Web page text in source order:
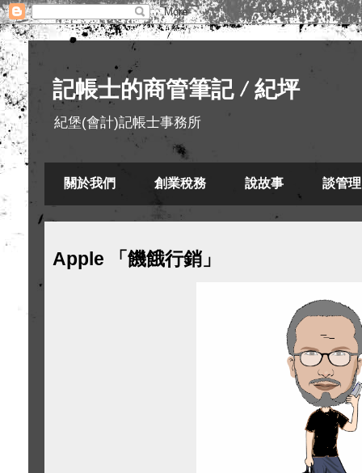
記帳士的商管筆記 / 紀坪
紀堡(會計)記帳士事務所
關於我們 創業稅務 說故事 談管理
Apple 「饑餓行銷」